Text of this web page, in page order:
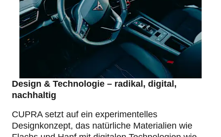
Design & Technologie – radikal, digital,
nachhaltig
CUPRA setzt auf ein experimentelles
Designkonzept, das natürliche Materialien wie